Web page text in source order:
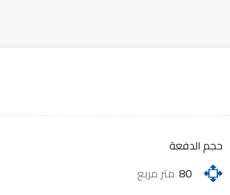
حجم الدفعة
80 متر مربع